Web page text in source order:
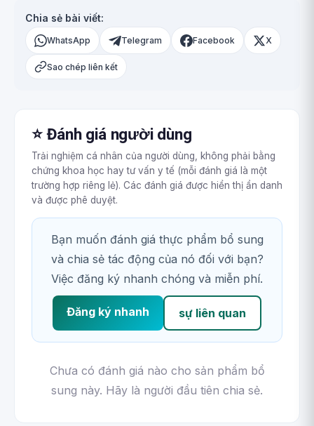
Chia sẻ bài viết:
WhatsApp Telegram Facebook X
Sao chép liên kết
⭐ Đánh giá người dùng
Trải nghiệm cá nhân của người dùng, không phải bằng
chứng khoa học hay tư vấn y tế (mỗi đánh giá là một
trường hợp riêng lẻ). Các đánh giá được hiển thị ẩn danh
và được phê duyệt.
Bạn muốn đánh giá thực phẩm bổ sung
và chia sẻ tác động của nó đối với bạn?
Việc đăng ký nhanh chóng và miễn phí.
Đăng ký nhanh sự liên quan
Chưa có đánh giá nào cho sản phẩm bổ
sung này. Hãy là người đầu tiên chia sẻ.